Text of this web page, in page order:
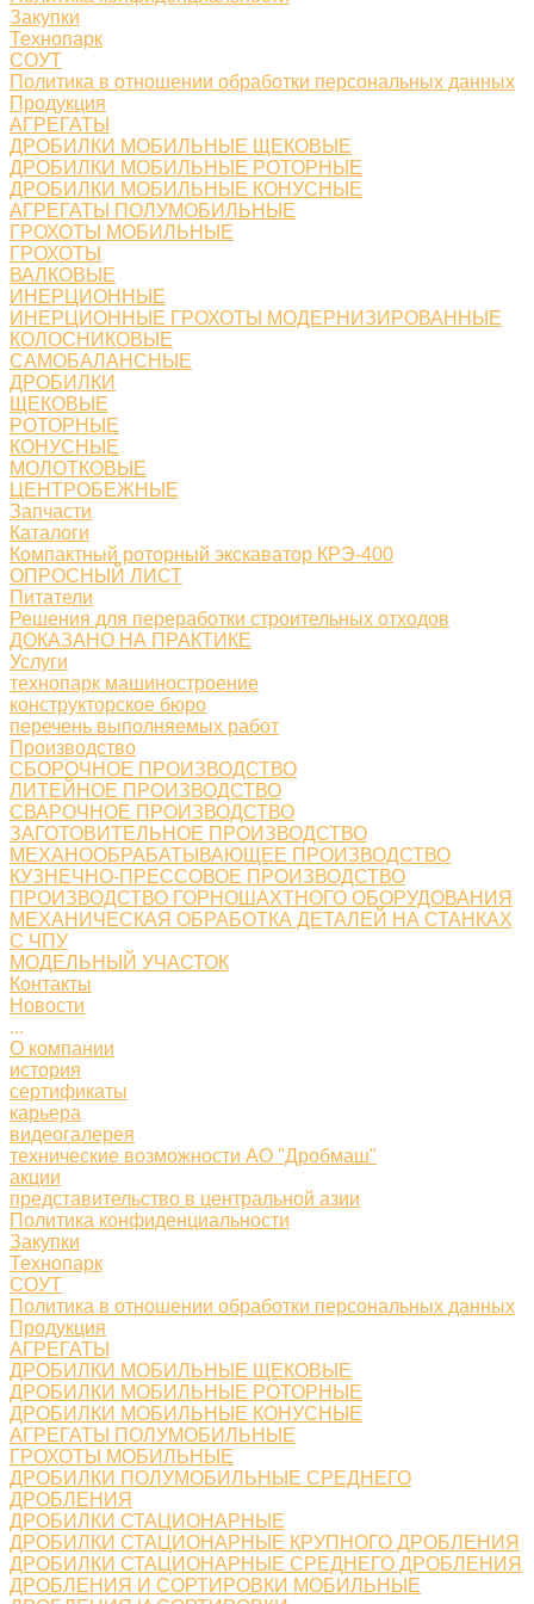
Закупки
Технопарк
СОУТ
Политика в отношении обработки персональных данных
Продукция
АГРЕГАТЫ
ДРОБИЛКИ МОБИЛЬНЫЕ ЩЕКОВЫЕ
ДРОБИЛКИ МОБИЛЬНЫЕ РОТОРНЫЕ
ДРОБИЛКИ МОБИЛЬНЫЕ КОНУСНЫЕ
АГРЕГАТЫ ПОЛУМОБИЛЬНЫЕ
ГРОХОТЫ МОБИЛЬНЫЕ
ГРОХОТЫ
ВАЛКОВЫЕ
ИНЕРЦИОННЫЕ
ИНЕРЦИОННЫЕ ГРОХОТЫ МОДЕРНИЗИРОВАННЫЕ
КОЛОСНИКОВЫЕ
САМОБАЛАНСНЫЕ
ДРОБИЛКИ
ЩЕКОВЫЕ
РОТОРНЫЕ
КОНУСНЫЕ
МОЛОТКОВЫЕ
ЦЕНТРОБЕЖНЫЕ
Запчасти
Каталоги
Компактный роторный экскаватор КРЭ-400
ОПРОСНЫЙ ЛИСТ
Питатели
Решения для переработки строительных отходов
ДОКАЗАНО НА ПРАКТИКЕ
Услуги
технопарк машиностроение
конструкторское бюро
перечень выполняемых работ
Производство
СБОРОЧНОЕ ПРОИЗВОДСТВО
ЛИТЕЙНОЕ ПРОИЗВОДСТВО
СВАРОЧНОЕ ПРОИЗВОДСТВО
ЗАГОТОВИТЕЛЬНОЕ ПРОИЗВОДСТВО
МЕХАНООБРАБАТЫВАЮЩЕЕ ПРОИЗВОДСТВО
КУЗНЕЧНО-ПРЕССОВОЕ ПРОИЗВОДСТВО
ПРОИЗВОДСТВО ГОРНОШАХТНОГО ОБОРУДОВАНИЯ
МЕХАНИЧЕСКАЯ ОБРАБОТКА ДЕТАЛЕЙ НА СТАНКАХ
С ЧПУ
МОДЕЛЬНЫЙ УЧАСТОК
Контакты
Новости
...
О компании
история
сертификаты
карьера
видеогалерея
технические возможности АО "Дробмаш"
акции
представительство в центральной азии
Политика конфиденциальности
Закупки
Технопарк
СОУТ
Политика в отношении обработки персональных данных
Продукция
АГРЕГАТЫ
ДРОБИЛКИ МОБИЛЬНЫЕ ЩЕКОВЫЕ
ДРОБИЛКИ МОБИЛЬНЫЕ РОТОРНЫЕ
ДРОБИЛКИ МОБИЛЬНЫЕ КОНУСНЫЕ
АГРЕГАТЫ ПОЛУМОБИЛЬНЫЕ
ГРОХОТЫ МОБИЛЬНЫЕ
ДРОБИЛКИ ПОЛУМОБИЛЬНЫЕ СРЕДНЕГО
ДРОБЛЕНИЯ
ДРОБИЛКИ СТАЦИОНАРНЫЕ
ДРОБИЛКИ СТАЦИОНАРНЫЕ КРУПНОГО ДРОБЛЕНИЯ
ДРОБИЛКИ СТАЦИОНАРНЫЕ СРЕДНЕГО ДРОБЛЕНИЯ
ДРОБЛЕНИЯ И СОРТИРОВКИ МОБИЛЬНЫЕ